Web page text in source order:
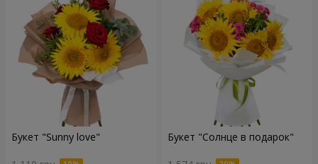
Букет "Sunny love" Букет "Солнце в подарок"